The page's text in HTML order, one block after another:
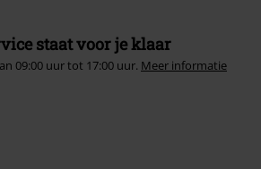
staat voor je klaar
09:00 uur tot 17:00 uur. Meer informatie